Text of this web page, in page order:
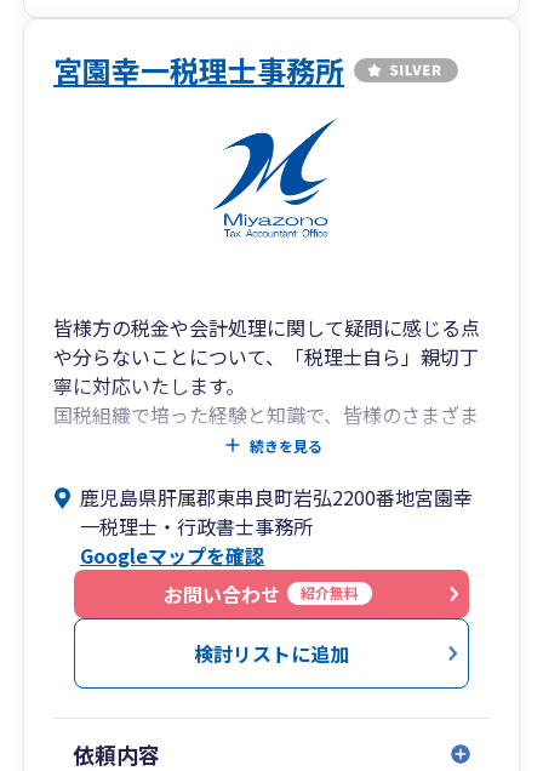
あなたの会社の「生存」と「勝利」にコミットす
る、戦略的パートナーである。
https://www.sumizono-tax.com/customer/
宮園幸一税理士事務所
皆様方の税金や会計処理に関して疑問に感じる点
や分らないことについて、「税理士自ら」親切丁
寧に対応いたします。
国税組織で培った経験と知識で、皆様のさまざま
な事例に対処してまいります。お気軽にご相談く
続きを見る
鹿児島県肝属郡東串良町岩弘2200番地宮園幸
一税理士・行政書士事務所
Googleマップを確認
お問い合わせ
紹介無料
検討リストに追加
依頼内容